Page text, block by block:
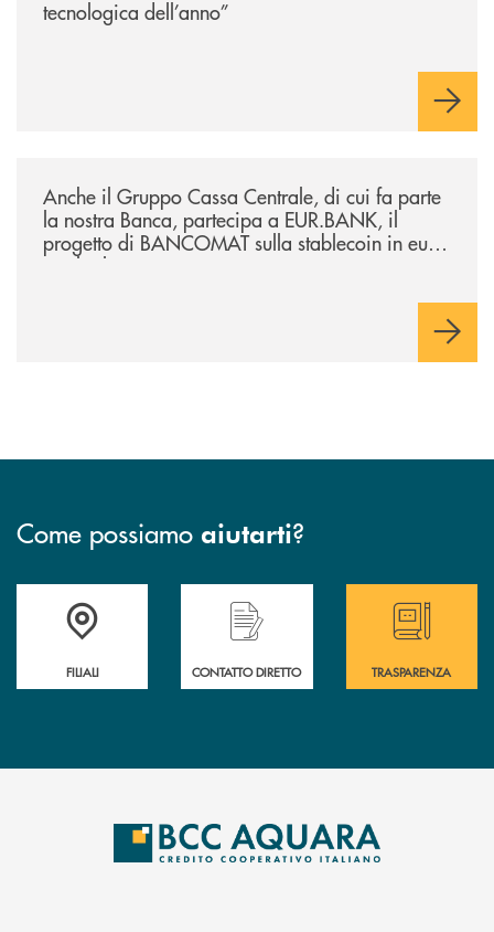
tecnologica dell’anno”
Anche il Gruppo Cassa Centrale, di cui fa parte
la nostra Banca, partecipa a EUR.BANK, il
progetto di BANCOMAT sulla stablecoin in euro
e sul relativo ecosistema
Come possiamo aiutarti?
Trova la filiale più vicina a te
FILIALI
Hai bisogno di assistenza immediata ?
CONTATTO DIRETTO
Hai bisogno di
TRASPARENZA